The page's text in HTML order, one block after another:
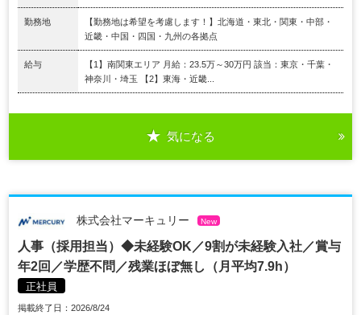
勤務地
【勤務地は希望を考慮します！】北海道・東北・関東・中部・
近畿・中国・四国・九州の各拠点
給与
【1】南関東エリア 月給：23.5万～30万円 該当：東京・千葉・
神奈川・埼玉 【2】東海・近畿...
気になる
株式会社マーキュリー New
人事（採用担当）◆未経験OK／9割が未経験入社／賞与
年2回／学歴不問／残業ほぼ無し（月平均7.9h）
正社員
掲載終了日：2026/8/24